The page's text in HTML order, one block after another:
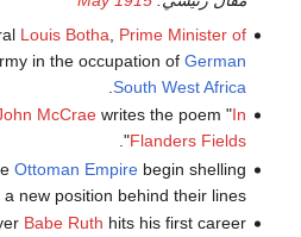
Louis Botha
Prime Minister of
in the occupation of German
South West Africa
McCraewrites the poem "In
Flanders Fields
".
Ottoman Empirebegin shelling
new position behind their lines.
Babe Ruth hits his first career